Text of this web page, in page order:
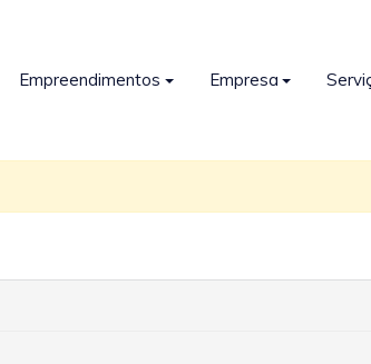
Empreendimentos Empresa